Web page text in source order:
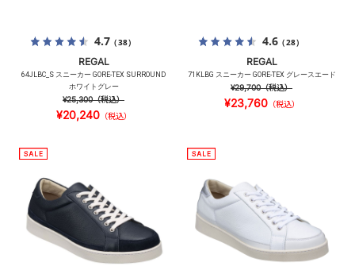
4.7（38）
REGAL
64JLBC_S スニーカー GORE-TEX SURROUND
ホワイトグレー
¥25,300（税込）
¥20,240（税込）
4.6（28）
REGAL
71KLBG スニーカー GORE-TEX グレースエード
¥29,700（税込）
¥23,760（税込）